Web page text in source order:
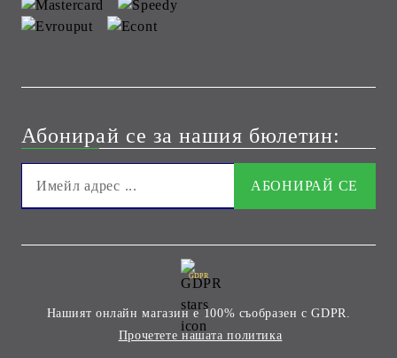
Абонирай се за нашия бюлетин:
GDPR
Нашият онлайн магазин е 100% съобразен с GDPR.
Прочетете нашата политика